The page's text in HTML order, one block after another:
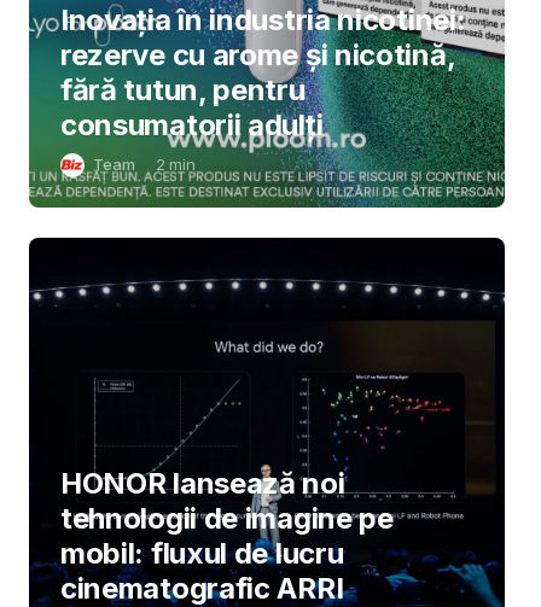
Inovația în industria nicotinei:
rezerve cu arome și nicotină,
fără tutun, pentru
consumatorii adulți
Team 2 min
HONOR lansează noi
tehnologii de imagine pe
mobil: fluxul de lucru
cinematografic ARRI